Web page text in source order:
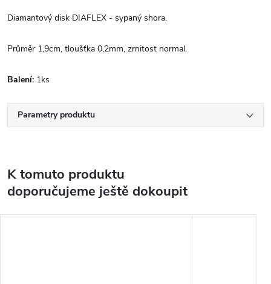
Diamantový disk DIAFLEX - sypaný shora.
Průměr 1,9cm, tloušťka 0,2mm, zrnitost normal.
Balení: 1ks
Parametry produktu
K tomuto produktu
doporučujeme ještě dokoupit